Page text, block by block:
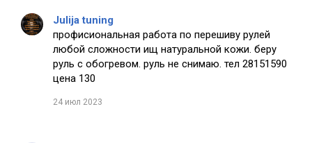
Julija tuning
профисиональная работа по перешиву рулей
любой сложности ищ натуральной кожи. беру
руль с обогревом. руль не снимаю. тел 28151590
цена 130
24 июл 2023